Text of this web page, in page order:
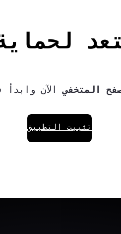
المتخفيالآن وابدأ
تثبيت التطبيق